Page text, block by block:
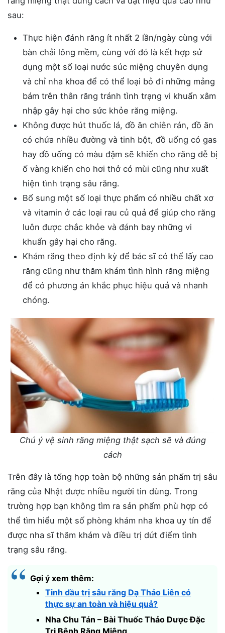
sau:
Thực hiện đánh răng ít nhất 2 lần/ngày cùng với
bàn chải lông mềm, cùng với đó là kết hợp sử
dụng một số loại nước súc miệng chuyên dụng
và chỉ nha khoa để có thể loại bỏ đi những mảng
bám trên thân răng tránh tình trạng vi khuẩn xâm
nhập gây hại cho sức khỏe răng miệng.
Không được hút thuốc lá, đồ ăn chiên rán, đồ ăn
có chứa nhiều đường và tinh bột, đồ uống có gas
hay đồ uống có màu đậm sẽ khiến cho răng dễ bị
ố vàng khiến cho hơi thở có mùi cũng như xuất
hiện tình trạng sâu răng.
Bổ sung một số loại thực phẩm có nhiều chất xơ
và vitamin ở các loại rau củ quả để giúp cho răng
luôn được chắc khỏe và đánh bay những vi
khuẩn gây hại cho răng.
Khám răng theo định kỳ để bác sĩ có thể lấy cao
răng cũng như thăm khám tình hình răng miệng
để có phương án khắc phục hiệu quả và nhanh
chóng.
Chú ý vệ sinh răng miệng thật sạch sẽ và đúng
cách
Trên đây là tổng hợp toàn bộ những sản phẩm trị sâu
răng của Nhật được nhiều người tin dùng. Trong
trường hợp bạn không tìm ra sản phẩm phù hợp có
thể tìm hiểu một số phòng khám nha khoa uy tín để
được nha sĩ thăm khám và điều trị dứt điểm tình
trạng sâu răng.
Gợi ý xem thêm:
Tinh dầu trị sâu răng Dạ Thảo Liên có
thực sự an toàn và hiệu quả?
Nha Chu Tán – Bài Thuốc Thảo Dược Đặc
Trị Bệnh Răng Miệng